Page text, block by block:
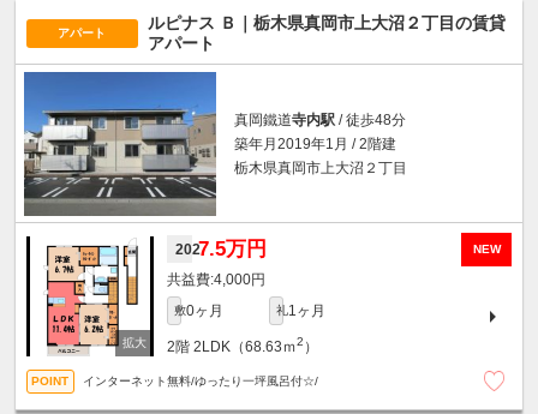
アパート
ルピナス Ｂ｜栃木県真岡市上大沼２丁目の賃貸
アパート
真岡鐵道寺内駅 / 徒歩48分
築年月2019年1月 / 2階建
栃木県真岡市上大沼２丁目
NEW
2027.5万円
4,000円
敷0ヶ月 礼1ヶ月
2階 2LDK（68.63ｍ2 ）
インターネット無料/ゆったり一坪風呂付☆/